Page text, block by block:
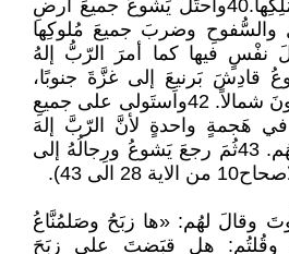
بحبرونَ ومَلِكِها ولِبنَةَ ومَلِكِها.40واَحتَلَ يَشوعُ جميعَ أرضِ
والسُّفوحِ وضربَ جميعَ مُلوكِها
نفْسٍ فيها كما أمرَ الرّبُّ إلهُ
يَشوعُ قادِشَ بَرنيعَ إلى غزَّةَ جنوبًا،
وإلى أرضِ جوشِنَ وجبعونَ شمالاً. 42واَستَولى على جميعِ
في هَجمةٍ واحدةٍ لأنَّ الرّبَّ إلهَ
إِسرائيلَ كانَ يُحارِبُ عَنهُم. 43ثُمَ رجعَ يَشوعُ ورِجالُهُ إلى
الى 43).
وقالَ لهُم: «ها زبَحُ وصَلمُنَّاعُ
وقُلتُم: هل قبَضتَ على زبَحَ